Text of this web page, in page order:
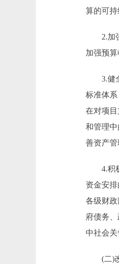
算的可持
2.加强
加强预
3.健全
标准体
在对项
和管理
善资产
4.积极
资金安
各级财
府债务
中社会
(二)改